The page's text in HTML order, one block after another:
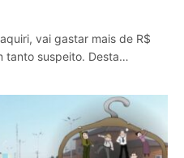
vai gastar mais de R$
tanto suspeito. Desta…